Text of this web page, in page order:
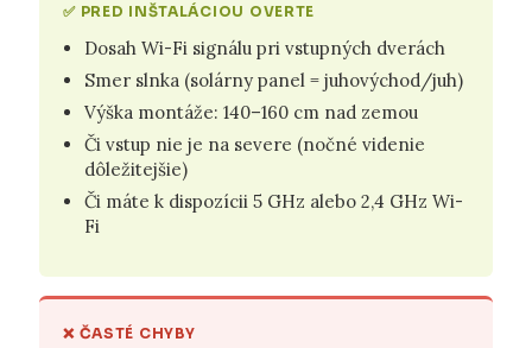
✅ PRED INŠTALÁCIOU OVERTE
Dosah Wi-Fi signálu pri vstupných dverách
Smer slnka (solárny panel = juhovýchod/juh)
Výška montáže: 140–160 cm nad zemou
Či vstup nie je na severe (nočné videnie
dôležitejšie)
Či máte k dispozícii 5 GHz alebo 2,4 GHz Wi-
Fi
❌ ČASTÉ CHYBY